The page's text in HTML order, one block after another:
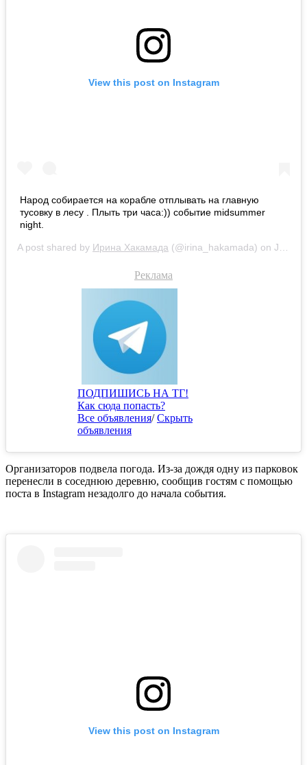
View this post on Instagram
Народ собирается на корабле отплывать на главную
тусовку в лесу . Плыть три часа:)) событие midsummer
night.
A post shared by Ирина Хакамада (@irina_hakamada) on Jul 20, 2019 at 8:51am PDT
Реклама
ПОДПИШИСЬ НА ТГ!
Как сюда попасть?
Все объявления/Скрыть
объявления
Организаторов подвела погода. Из-за дождя одну из парковок
перенесли в соседнюю деревню, сообщив гостям с помощью
поста в Instagram незадолго до начала события.
View this post on Instagram